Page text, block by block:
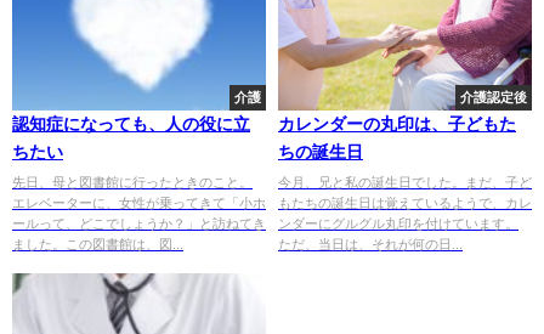
介護
認知症になっても、人の役に立
ちたい
先日、母と図書館に行ったときのこと。
エレベーターに、女性が乗ってきて「小ホ
ールって、どこでしょうか？」と訪ねてき
ました。この図書館は、図...
介護認定後
カレンダーの丸印は、子どもた
ちの誕生日
今月、兄と私の誕生日でした。まだ、子ど
もたちの誕生日は覚えているようで、カレ
ンダーにグルグル丸印を付けています。
ただ、当日は、それが何の日...